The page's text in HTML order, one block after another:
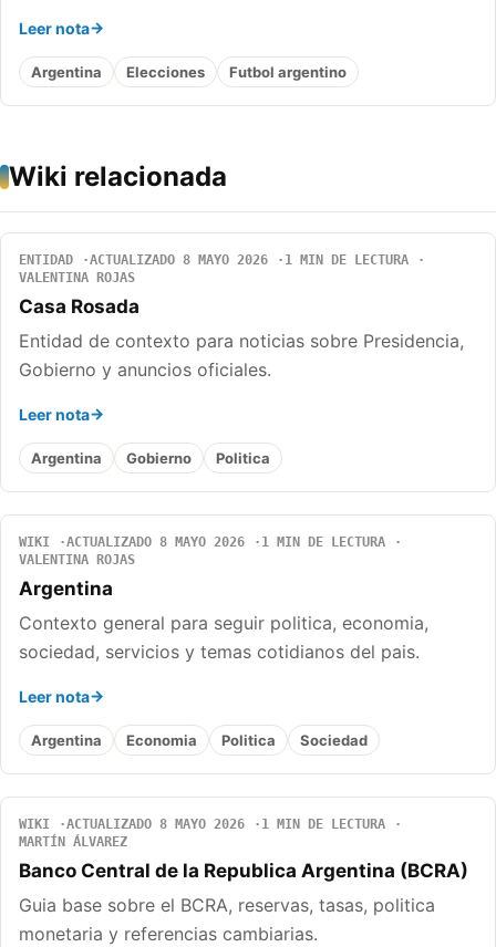
Leer nota
Argentina Elecciones Futbol argentino
Wiki relacionada
ENTIDAD ACTUALIZADO 8 MAYO 2026
1 MIN DE LECTURA
VALENTINA ROJAS
Casa Rosada
Entidad de contexto para noticias sobre Presidencia,
Gobierno y anuncios oficiales.
Leer nota
Argentina Gobierno Politica
WIKI ACTUALIZADO 8 MAYO 2026
1 MIN DE LECTURA
VALENTINA ROJAS
Argentina
Contexto general para seguir politica, economia,
sociedad, servicios y temas cotidianos del pais.
Leer nota
Argentina Economia Politica Sociedad
WIKI ACTUALIZADO 8 MAYO 2026
1 MIN DE LECTURA
MARTÍN ÁLVAREZ
Banco Central de la Republica Argentina (BCRA)
Guia base sobre el BCRA, reservas, tasas, politica
monetaria y referencias cambiarias.